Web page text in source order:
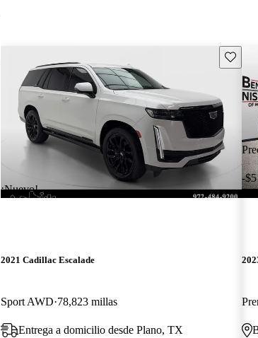
¡Nuevo!
Guarda
2021 Cadillac Escalade
Sport AWD 78,823 millas
Entrega a domicilio desde Plano, TX
-